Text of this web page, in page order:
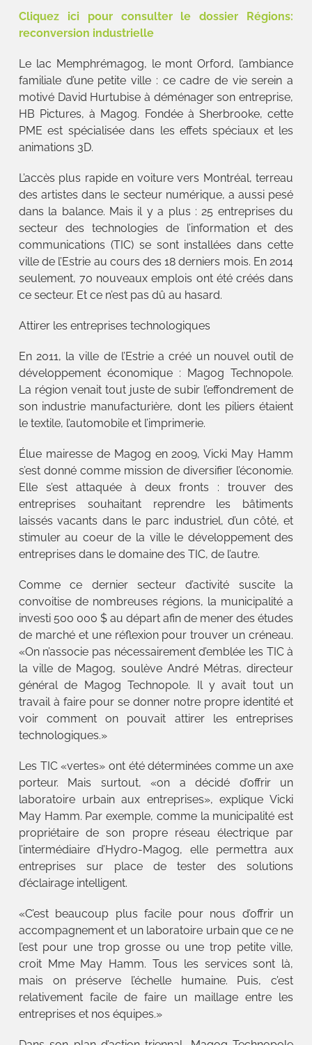
Cliquez ici pour consulter le dossier Régions:
reconversion industrielle
Le lac Memphrémagog, le mont Orford, l’ambiance
familiale d’une petite ville : ce cadre de vie serein a
motivé David Hurtubise à déménager son entreprise,
HB Pictures, à Magog. Fondée à Sherbrooke, cette
PME est spécialisée dans les effets spéciaux et les
animations 3D.
L’accès plus rapide en voiture vers Montréal, terreau
des artistes dans le secteur numérique, a aussi pesé
dans la balance. Mais il y a plus : 25 entreprises du
secteur des technologies de l’information et des
communications (TIC) se sont installées dans cette
ville de l’Estrie au cours des 18 derniers mois. En 2014
seulement, 70 nouveaux emplois ont été créés dans
ce secteur. Et ce n’est pas dû au hasard.
Attirer les entreprises technologiques
En 2011, la ville de l’Estrie a créé un nouvel outil de
développement économique : Magog Technopole.
La région venait tout juste de subir l’effondrement de
son industrie manufacturière, dont les piliers étaient
le textile, l’automobile et l’imprimerie.
Élue mairesse de Magog en 2009, Vicki May Hamm
s’est donné comme mission de diversifier l’économie.
Elle s’est attaquée à deux fronts : trouver des
entreprises souhaitant reprendre les bâtiments
laissés vacants dans le parc industriel, d’un côté, et
stimuler au coeur de la ville le développement des
entreprises dans le domaine des TIC, de l’autre.
Comme ce dernier secteur d’activité suscite la
convoitise de nombreuses régions, la municipalité a
investi 500 000 $ au départ afin de mener des études
de marché et une réflexion pour trouver un créneau.
«On n’associe pas nécessairement d’emblée les TIC à
la ville de Magog, soulève André Métras, directeur
général de Magog Technopole. Il y avait tout un
travail à faire pour se donner notre propre identité et
voir comment on pouvait attirer les entreprises
technologiques.»
Les TIC «vertes» ont été déterminées comme un axe
porteur. Mais surtout, «on a décidé d’offrir un
laboratoire urbain aux entreprises», explique Vicki
May Hamm. Par exemple, comme la municipalité est
propriétaire de son propre réseau électrique par
l’intermédiaire d’Hydro-Magog, elle permettra aux
entreprises sur place de tester des solutions
d’éclairage intelligent.
«C’est beaucoup plus facile pour nous d’offrir un
accompagnement et un laboratoire urbain que ce ne
l’est pour une trop grosse ou une trop petite ville,
croit Mme May Hamm. Tous les services sont là,
mais on préserve l’échelle humaine. Puis, c’est
relativement facile de faire un maillage entre les
entreprises et nos équipes.»